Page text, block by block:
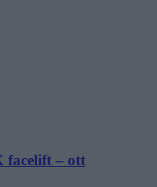
facelift – ott